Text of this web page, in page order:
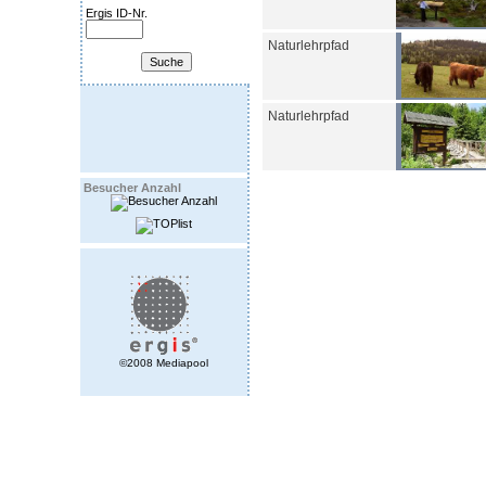
Ergis ID-Nr.
Besucher Anzahl
©2008 Mediapool
Naturlehrpfad
Naturlehrpfad